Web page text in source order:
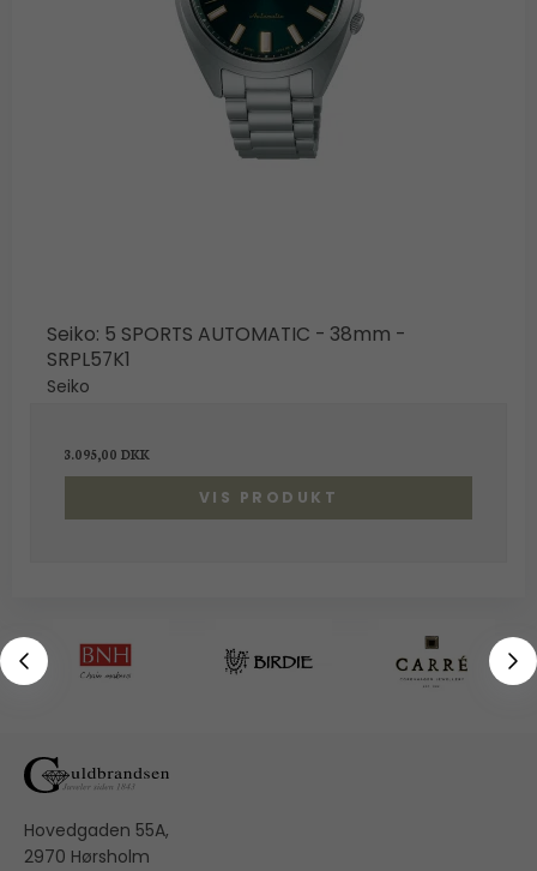
Seiko: 5 SPORTS AUTOMATIC - 38mm -
SRPL57K1
Seiko
3.095,00 DKK
VIS PRODUKT
Hovedgaden 55A,
2970 Hørsholm